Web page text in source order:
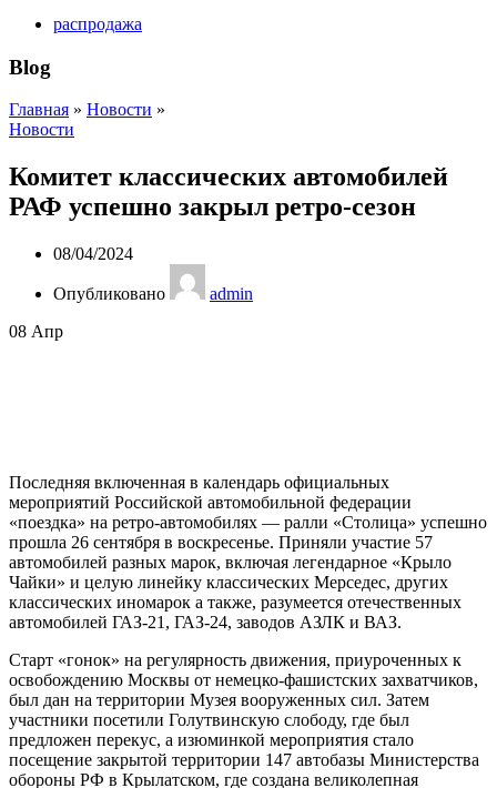
распродажа
Blog
Главная » Новости »
Новости
Комитет классических автомобилей
РАФ успешно закрыл ретро-сезон
08/04/2024
Опубликовано
admin
08 Апр
Последняя включенная в календарь официальных
мероприятий Российской автомобильной федерации
«поездка» на ретро-автомобилях — ралли «Столица» успешно
прошла 26 сентября в воскресенье. Приняли участие 57
автомобилей разных марок, включая легендарное «Крыло
Чайки» и целую линейку классических Мерседес, других
классических иномарок а также, разумеется отечественных
автомобилей ГАЗ-21, ГАЗ-24, заводов АЗЛК и ВАЗ.
Старт «гонок» на регулярность движения, приуроченных к
освобождению Москвы от немецко-фашистских захватчиков,
был дан на территории Музея вооруженных сил. Затем
участники посетили Голутвинскую слободу, где был
предложен перекус, а изюминкой мероприятия стало
посещение закрытой территории 147 автобазы Министерства
обороны РФ в Крылатском, где создана великолепная